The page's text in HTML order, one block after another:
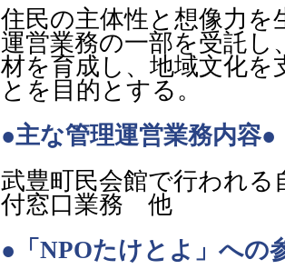
住民の主体性と想像力
運営業務の一部を受託
材を育成し、地域文化
とを目的とする。
●主な管理運営業務内容●
武豊町民会館で行われる
付窓口業務 他
●「NPOたけとよ」への